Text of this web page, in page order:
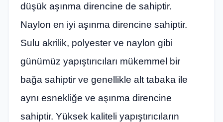
düşük aşınma direncine de sahiptir.
Naylon en iyi aşınma direncine sahiptir.
Sulu akrilik, polyester ve naylon gibi
günümüz yapıştırıcıları mükemmel bir
bağa sahiptir ve genellikle alt tabaka ile
aynı esnekliğe ve aşınma direncine
sahiptir. Yüksek kaliteli yapıştırıcıların